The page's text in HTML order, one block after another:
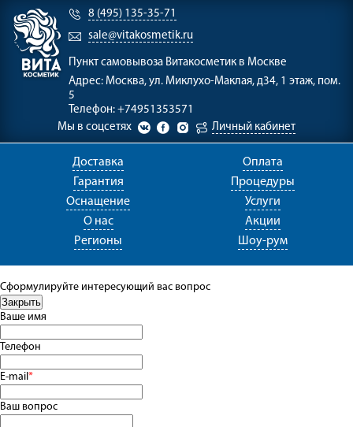
8 (495) 135-35-71
sale@vitakosmetik.ru
Пункт самовывоза Витакосметик в Москве
Адрес: Москва, ул. Миклухо-Маклая, д34, 1 этаж, пом.
5
Телефон: +74951353571
Мы в соцсетях
Личный кабинет
Доставка
Оплата
Гарантия
Процедуры
Оснащение
Услуги
О нас
Акции
Регионы
Шоу-рум
Сформулируйте интересующий вас вопрос
Ваше имя
Телефон
E-mail*
Ваш вопрос